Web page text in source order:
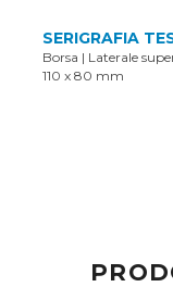
SERIGRAFIA
Borsa | Laterale
110 x 80 mm